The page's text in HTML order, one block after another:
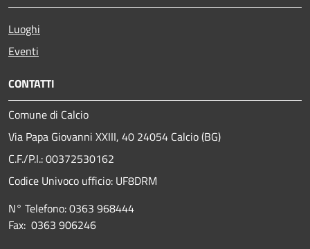
Luoghi
Eventi
CONTATTI
Comune di Calcio
Via Papa Giovanni XXIII, 40 24054 Calcio (BG)
C.F./P.I.: 00372530162
Codice Univoco ufficio: UF8DRM
N° Telefono: 0363 968444
Fax: 0363 906246